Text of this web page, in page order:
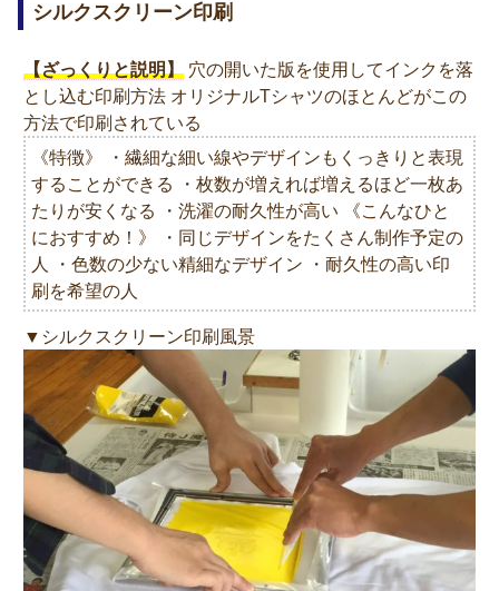
シルクスクリーン印刷
【ざっくりと説明】 穴の開いた版を使用してインクを落
とし込む印刷方法 オリジナルTシャツのほとんどがこの
方法で印刷されている
《特徴》 ・繊細な細い線やデザインもくっきりと表現
することができる ・枚数が増えれば増えるほど一枚あ
たりが安くなる ・洗濯の耐久性が高い 《こんなひと
におすすめ！》 ・同じデザインをたくさん制作予定の
人 ・色数の少ない精細なデザイン ・耐久性の高い印
刷を希望の人
▼シルクスクリーン印刷風景